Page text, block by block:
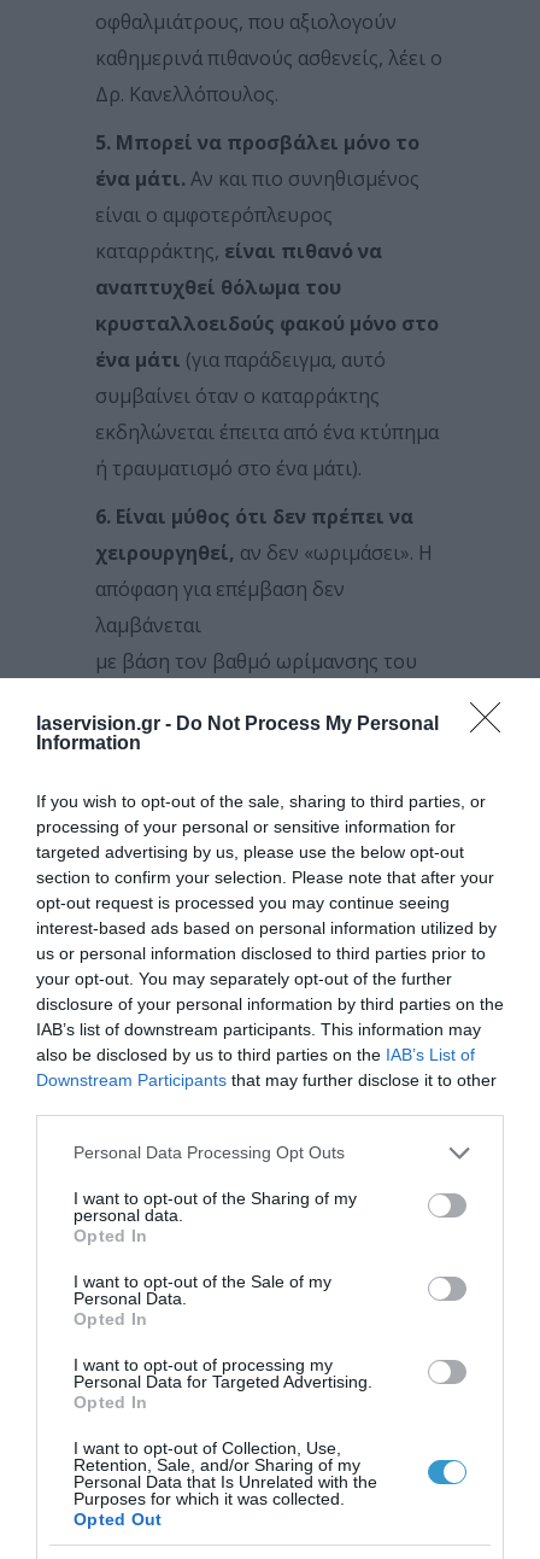
laservision.gr - Do Not Process My Personal
Information
If you wish to opt-out of the sale, sharing to third parties, or
processing of your personal or sensitive information for
targeted advertising by us, please use the below opt-out
section to confirm your selection. Please note that after your
opt-out request is processed you may continue seeing
interest-based ads based on personal information utilized by
us or personal information disclosed to third parties prior to
your opt-out. You may separately opt-out of the further
disclosure of your personal information by third parties on the
IAB’s list of downstream participants. This information may
also be disclosed by us to third parties on the IAB’s List of
Downstream Participants that may further disclose it to other
Please note that this website/app uses one or more Google
not limited to your visit or usage behaviour. You may click to
grant or deny consent to Google and its third-party tags to
use your data for below specified purposes in below Google
consent section.
Personal Data Processing Opt Outs
I want to opt-out of the Sharing of my
personal data.
Opted In
I want to opt-out of the Sale of my
Personal Data.
Opted In
I want to opt-out of processing my
Personal Data for Targeted Advertising.
Opted In
I want to opt-out of Collection, Use,
Retention, Sale, and/or Sharing of my
Personal Data that Is Unrelated with the
Purposes for which it was collected.
Opted Out
οφθαλμιάτρους, που αξιολογούν
καθημερινά πιθανούς ασθενείς, λέει ο
Δρ. Κανελλόπουλος.
5. Μπορεί να προσβάλει μόνο το
ένα μάτι. Αν και πιο συνηθισμένος
είναι ο αμφοτερόπλευρος
καταρράκτης, είναι πιθανό να
αναπτυχθεί θόλωμα του
κρυσταλλοειδούς φακού μόνο στο
ένα μάτι (για παράδειγμα, αυτό
συμβαίνει όταν ο καταρράκτης
εκδηλώνεται έπειτα από ένα κτύπημα
ή τραυματισμό στο ένα μάτι).
6. Είναι μύθος ότι δεν πρέπει να
χειρουργηθεί, αν δεν «ωριμάσει». Η
απόφαση για επέμβαση δεν
λαμβάνεται
με βάση τον βαθμό ωρίμανσης του
του ασθενούς σε τέσσερα βασικά
που έχει θεσπίσει η Αμερικανική
Ακαδημία Οφθαλμολογίας (AAO).
Επηρεάζει ο καταρράκτης τις
καθημερινές δραστηριότητες;
Επηρεάζει την ικανότητα
ασφαλούς οδήγησης τη νύκτα;
Εμποδίζει την ενασχόληση με
υπαίθριες δραστηριότητες;
Μπορεί να αντιμετωπιστεί με
έντονο φωτισμό στο σπίτι,
μεγεθυντικό φακό στο διάβασμα,
γυαλιά ηλίου με πολωμένους
φακούς κτλ); Αν οι απαντήσεις σε
αυτά τα ερωτήματα δείξουν ότι ο
καθημερινή ζωή, πρέπει να
συμβαίνει όταν το θόλωμα του φακού
έχει μειώσει κατά 50% την όραση).
7. Η εγχείρηση για τον καταρράκτη